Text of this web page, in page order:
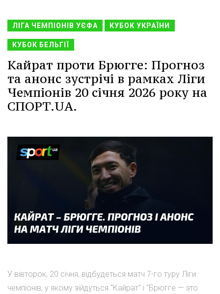
ЛІГА ЧЕМПІОНІВ УЄФА КУБОК УКРАЇНИ
КУБОК БЕЛЬГІЇ
Кайрат проти Брюгге: Прогноз
та анонс зустрічі в рамках Ліги
Чемпіонів 20 січня 2026 року на
СПОРТ.UA.
У вівторок, 20 січня, відбудеться матч 7-го туру Ліги
чемпіонів, у якому зійдуться "Кайрат" і "Брюгге — это